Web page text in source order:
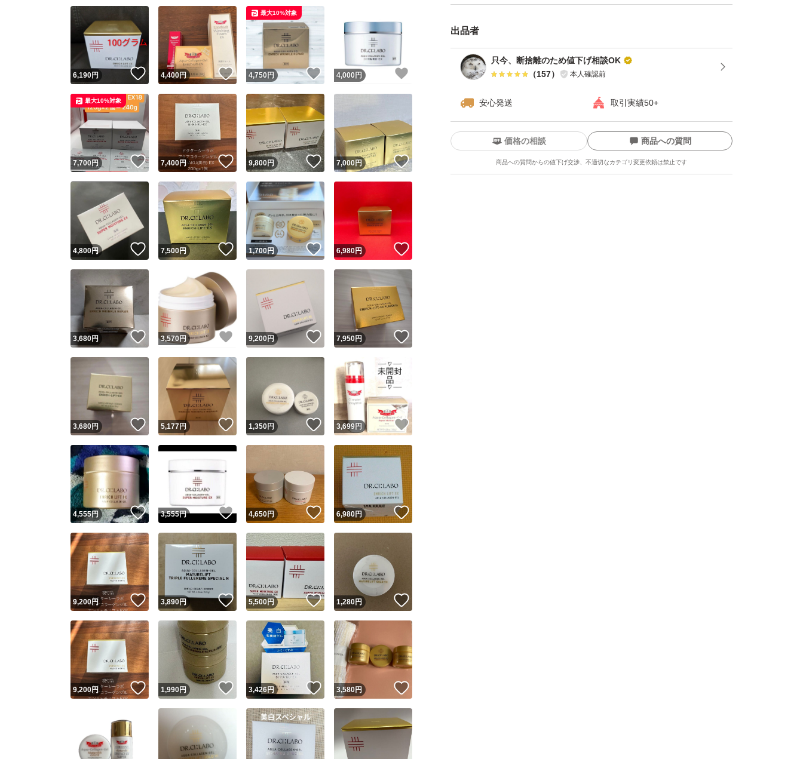
出品者
只今、断捨離のため値下げ相談OK
（157） 本人確認前
安心発送 取引実績50+
ユーザーの実績について
Yahoo!フリマが定めた一定の基準を満たしたユーザーにバッジを付与しています
安心取引出品者
安心取引出品者 Yahoo!フリマの基準をクリアした安心・安全なユーザーです
取引実績
このユーザーはYahoo!フリマの取引を完了させた実績があります
他フリマ実績◯+ このユーザーは他フリマサービスでの取引実績があります
スピード&安心発送
※このバッジは実績に基づく表示であり、発送を保証しているものではありません
スピード＆安心発送
このユーザーは高頻度で24時間以内＆設定した発送日数内に発送してい
スピード発送 このユーザーは高頻度で24時間以内に発送しています
このユーザーは設定した発送日数内に発送しています
価格の相談 商品への質問
商品への質問からの値下げ交渉、不適切なカテゴリ変更依頼は禁止です
この商品の情報をコピーします
商品画像の 無断転載は禁止されています
1商品につき1回です
出品ページへ
キャンセル
6,190円 いいね！
4,400円 いいね！
4,750円 いいね！
最大10%対象
4,000 円
7,700円 いいね！
最大10%対象
7,400円 いいね！
9,800円 いいね！
7,000円 いいね！
4,800円 いいね！
7,500円 いいね！
1,700 円 いいね！
6,980円
3,680円 いいね！
3,570円 いいね！
9,200円 いいね！
7,950円
3,680円 いいね！
5,177円 いいね！
1,350円 いいね！
3,699円
4,555円 いいね！
3,555円 いいね！
4,650円 いいね！
6,980円
9,200円 いいね！
3,890円 いいね！
5,500円 いいね！
1,280円 いいね！
9,200円 いいね！
1,990円 いいね！
3,426円 いいね！
3,580円